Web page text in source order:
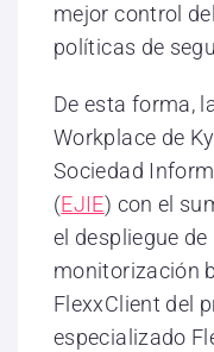
mejor control
políticas de
De esta forma,
Workplace de
Sociedad
(EJIE) con el
el despliegue
monitorización
FlexxClient del
especializado